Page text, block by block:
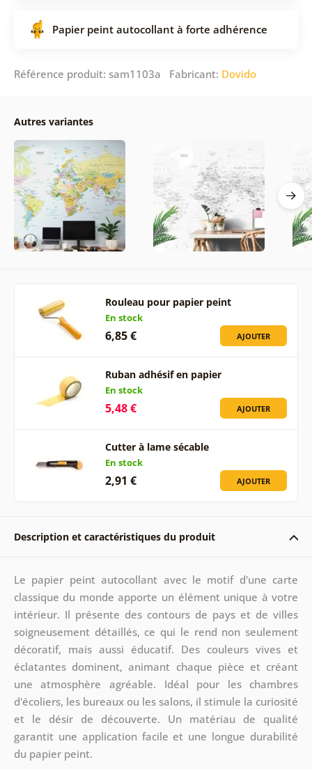
Papier peint autocollant à forte adhérence
Référence produit: sam1103a Fabricant: Dovido
Autres variantes
Rouleau pour papier peint
En stock
6,85 € AJOUTER
Ruban adhésif en papier
En stock
5,48 € AJOUTER
Cutter à lame sécable
En stock
2,91 € AJOUTER
Description et caractéristiques du produit
Le papier peint autocollant avec le motif d'une carte
classique du monde apporte un élément unique à votre
intérieur. Il présente des contours de pays et de villes
soigneusement détaillés, ce qui le rend non seulement
décoratif, mais aussi éducatif. Des couleurs vives et
éclatantes dominent, animant chaque pièce et créant
une atmosphère agréable. Idéal pour les chambres
d'écoliers, les bureaux ou les salons, il stimule la curiosité
et le désir de découverte. Un matériau de qualité
garantit une application facile et une longue durabilité
du papier peint.